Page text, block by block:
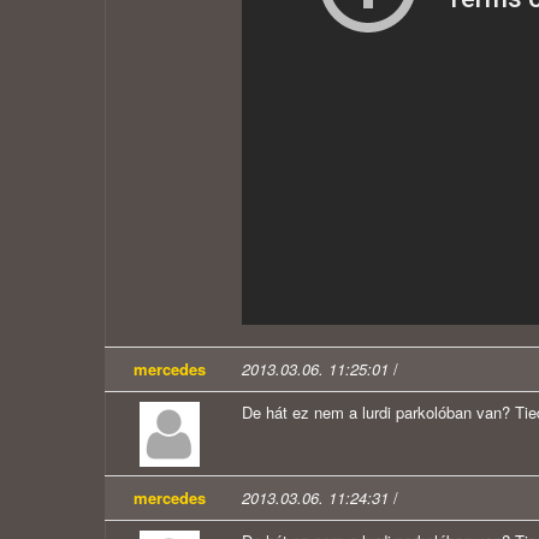
mercedes 2013.03.06. 11:25:01 /
De hát ez nem a lurdi parkolóban van?
mercedes 2013.03.06. 11:24:31 /